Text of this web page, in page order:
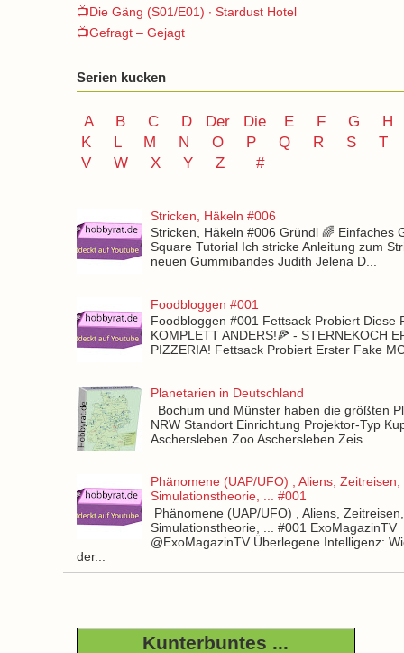
📺Die Gäng (S01/E01) ∙ Stardust Hotel
📺Gefragt – Gejagt
Serien kucken
A B C D Der Die E F G
H
K
L M N O P Q R S
T
V
W X Y Z #
Stricken, Häkeln #006
Stricken, Häkeln #006 Gründl 🌈 Einfaches
Square Tutorial Ich stricke Anleitung zum
neuen Gummibandes Judith Jelena D...
Foodbloggen #001
Foodbloggen #001 Fettsack Probiert Diese
KOMPLETT ANDERS!🍕 - STERNEKOCH
PIZZERIA! Fettsack Probiert Erster Fake
Planetarien in Deutschland
Bochum und Münster haben die größten
NRW Standort Einrichtung Projektor-Typ
Aschersleben Zoo Aschersleben Zeis...
Phänomene (UAP/UFO) , Aliens, Zeitreisen,
Simulationstheorie, ... #001
Phänomene (UAP/UFO) , Aliens, Zeitreisen,
Simulationstheorie, ... #001 ExoMagazinTV
@ExoMagazinTV Überlegene Intelligenz:
der...
Kunterbuntes ...